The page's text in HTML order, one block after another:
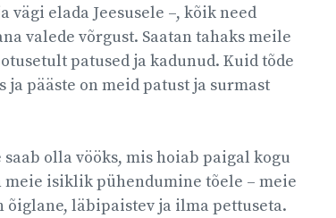
vägi elada Jeesusele –, kõik need
valede võrgust. Saatan tahaks meile
patused ja kadunud. Kuid tõde
ja pääste on meid patust ja surmast
olla vööks, mis hoiab paigal kogu
meie isiklik pühendumine tõele – meie
õiglane, läbipaistev ja ilma pettuseta.